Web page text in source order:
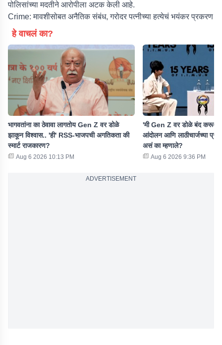
पोलिसांच्या मदतीने आरोपीला अटक केली आहे.
Crime: मावशीसोबत अनैतिक संबंध, गरोदर पत्नीच्या हत्येचं भयंकर प्रकरण
हे वाचलं का?
भागवतांना का ठेवावा लागतोय Gen Z वर डोळे
झाकून विश्वास.. 'ही' RSS-भाजपची अगतिकता की
स्मार्ट राजकारण?
Aug 6 2026 10:13 PM
'मी Gen Z वर डोळे बंद करून
आंदोलन आणि लाठीचार्जच्या
असं का म्हणाले?
Aug 6 2026 9:36 PM
ADVERTISEMENT